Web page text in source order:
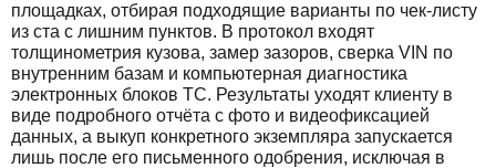
площадках, отбирая подходящие варианты по чек-листу
из ста с лишним пунктов. В протокол входят
толщинометрия кузова, замер зазоров, сверка VIN по
внутренним базам и компьютерная диагностика
электронных блоков ТС. Результаты уходят клиенту в
виде подробного отчёта с фото и видеофиксацией
данных, а выкуп конкретного экземпляра запускается
лишь после его письменного одобрения, исключая в